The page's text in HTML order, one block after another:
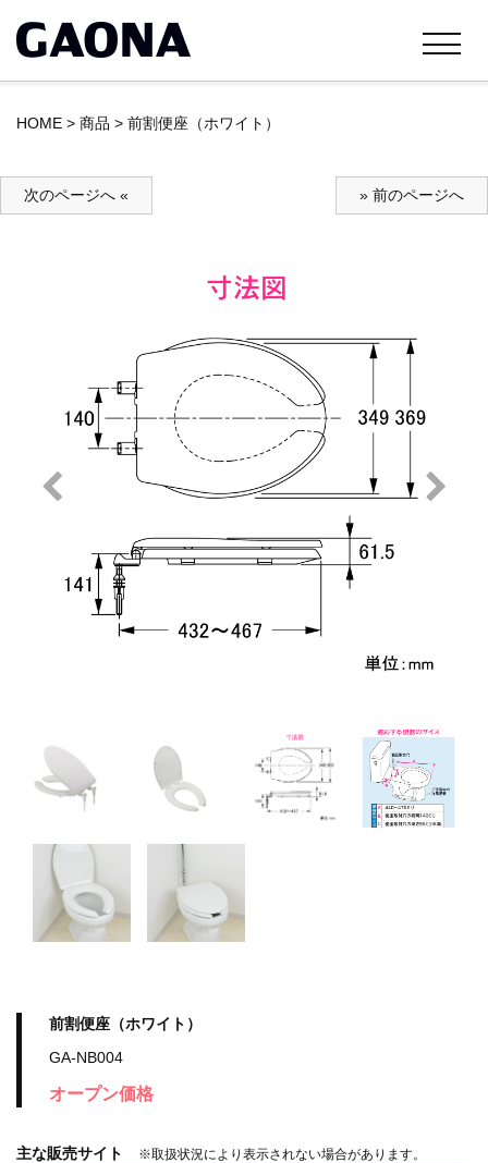
HOME > 商品 > 前割便座（ホワイト）
次のページへ « » 前のページへ
前割便座（ホワイト）
GA-NB004
オープン価格
主な販売サイト ※取扱状況により表示されない場合があります。